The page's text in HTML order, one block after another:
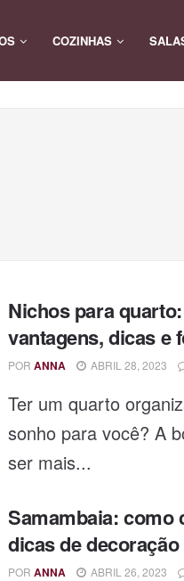
COZINHAS
Nichos para
vantagens, dicas e
POR ANNA ABRIL 28, 2023
Ter um quarto
sonho para você? A
ser mais...
Samambaia: como
dicas de decoração
POR ANNA ABRIL 26, 2023